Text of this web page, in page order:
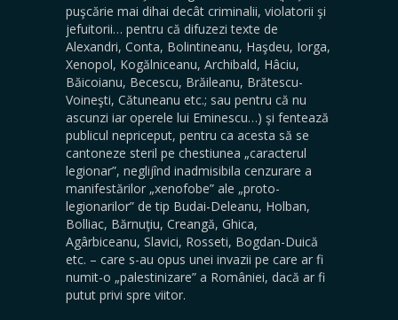
puşcărie mai dihai decât criminalii, violatorii şi
jefuitorii… pentru că difuzezi texte de
Alexandri, Conta, Bolintineanu, Haşdeu, Iorga,
Xenopol, Kogălniceanu, Archibald, Hâciu,
Băicoianu, Becescu, Brăileanu, Brătescu-
Voineşti, Cătuneanu etc.; sau pentru că nu
ascunzi iar operele lui Eminescu…) şi fentează
publicul nepriceput, pentru ca acesta să se
cantoneze steril pe chestiunea „caracterul
legionar”, neglijînd inadmisibila cenzurare a
manifestărilor „xenofobe” ale „proto-
legionarilor” de tip Budai-Deleanu, Holban,
Bolliac, Bărnuţiu, Creangă, Ghica,
Agârbiceanu, Slavici, Rosseti, Bogdan-Duică
etc. – care s-au opus unei invazii pe care ar fi
numit-o „palestinizare” a României, dacă ar fi
putut privi spre viitor.